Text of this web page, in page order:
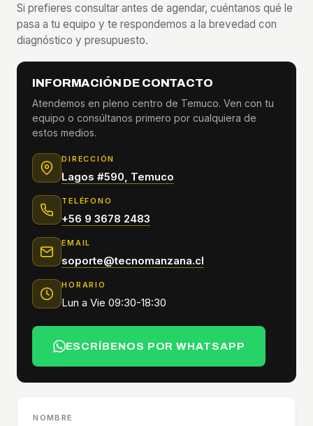
Si prefieres consultar antes de agendar, cuéntanos qué le
pasa a tu equipo y te respondemos a la brevedad con
diagnóstico y presupuesto.
INFORMACIÓN DE CONTACTO
Atendemos en pleno centro de Temuco. Ven con tu
equipo o consúltanos primero por cualquiera de
estos medios.
DIRECCIÓN
Lagos #590, Temuco
TELÉFONO
+56 9 3678 2483
EMAIL
soporte@tecnomanzana.cl
HORARIO
Lun a Vie 09:30-18:30
ESCRÍBENOS POR WHATSAPP
NOMBRE